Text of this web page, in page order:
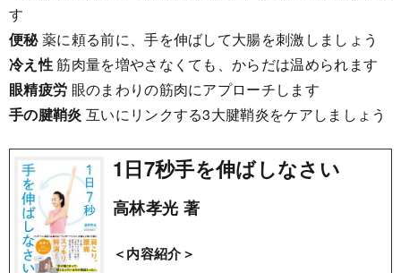
す
便秘薬に頼る前に、手を伸ばして大腸を刺激しましょう
冷え性筋肉量を増やさなくても、からだは温められます
眼精疲労 眼のまわりの筋肉にアプローチします
手の腱鞘炎 互いにリンクする3大腱鞘炎をケアしましょう
1日7秒手を伸ばしなさい
高林孝光 著
＜内容紹介＞